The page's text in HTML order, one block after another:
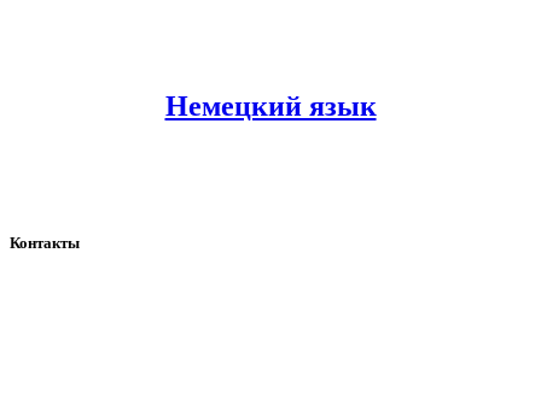
Немецкий язык
Контакты